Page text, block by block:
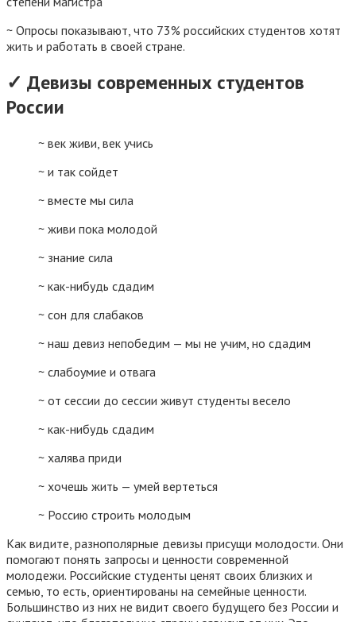
~ Опросы показывают, что 73% российских студентов хотят
жить и работать в своей стране.
✓ Девизы современных студентов
России
~ век живи, век учись
~ и так сойдет
~ вместе мы сила
~ живи пока молодой
~ знание сила
~ как-нибудь сдадим
~ сон для слабаков
~ наш девиз непобедим — мы не учим, но сдадим
~ слабоумие и отвага
~ от сессии до сессии живут студенты весело
~ как-нибудь сдадим
~ халява приди
~ хочешь жить — умей вертеться
~ Россию строить молодым
Как видите, разнополярные девизы присущи молодости. Они
помогают понять запросы и ценности современной
молодежи. Российские студенты ценят своих близких и
семью, то есть, ориентированы на семейные ценности.
Большинство из них не видит своего будущего без России и